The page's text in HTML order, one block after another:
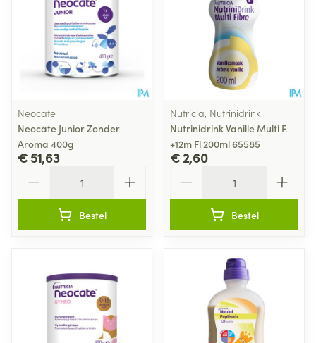
Neocate
Neocate Junior Zonder
Aroma 400g
€ 51,63
Bestel
Nutricia, Nutrinidrink
Nutrinidrink Vanille Multi F.
+12m Fl 200ml 65585
€ 2,60
Bestel